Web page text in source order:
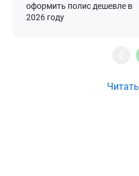
оформить полис дешевле в
2026 году
Читать